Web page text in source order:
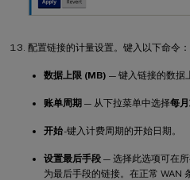
配置链接的计量设置。键入以下命令：
数据上限 (MB) — 键入链接的数据
账单周期 — 从下拉菜单中选择每
开始-键入计费周期的开始日期。
设置最后手段 — 选择此选项可在
为最后手段的链接。在正常 WAN